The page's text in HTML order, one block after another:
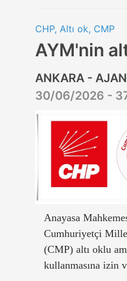
CHP, Altı ok, CMP
AYM'nin
ANKARA -
30/06/2026 -
Anayasa
Cumhuriyetçi
(CMP) altı oklu
kullanmasına izin